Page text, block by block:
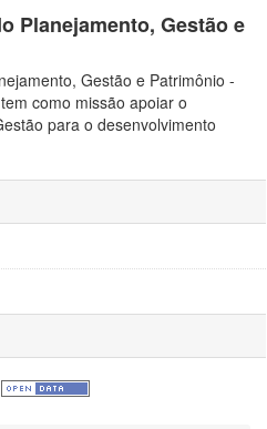
Planejamento, Gestão e
Gestão e Patrimônio -
como missão apoiar o
para o desenvolvimento